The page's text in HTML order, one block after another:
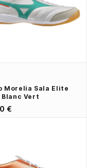
Morelia Sala Elite
Blanc Vert
€